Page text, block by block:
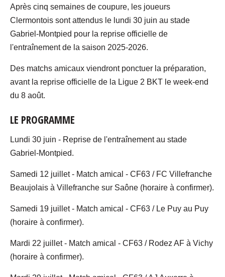
Après cinq semaines de coupure, les joueurs
Clermontois sont attendus le lundi 30 juin au stade
Gabriel-Montpied pour la reprise officielle de
l'entraînement de la saison 2025-2026.
Des matchs amicaux viendront ponctuer la préparation,
avant la reprise officielle de la Ligue 2 BKT le week-end
du 8 août.
LE PROGRAMME
Lundi 30 juin - Reprise de l'entraînement au stade
Gabriel-Montpied.
Samedi 12 juillet - Match amical - CF63 / FC Villefranche
Beaujolais à Villefranche sur Saône (horaire à confirmer).
Samedi 19 juillet - Match amical - CF63 / Le Puy au Puy
(horaire à confirmer).
Mardi 22 juillet - Match amical - CF63 / Rodez AF à Vichy
(horaire à confirmer).